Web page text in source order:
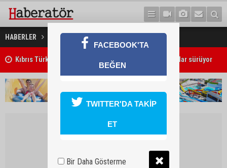
HABERLER DÜNYA Çin'de sağanak: 5 ölü
Girne'deki cinayet zanlısı polis tarafından yakalandı
FACEBOOK'TA
BEĞEN
TWITTER'DA TAKİP
ET
Bir Daha Gösterme